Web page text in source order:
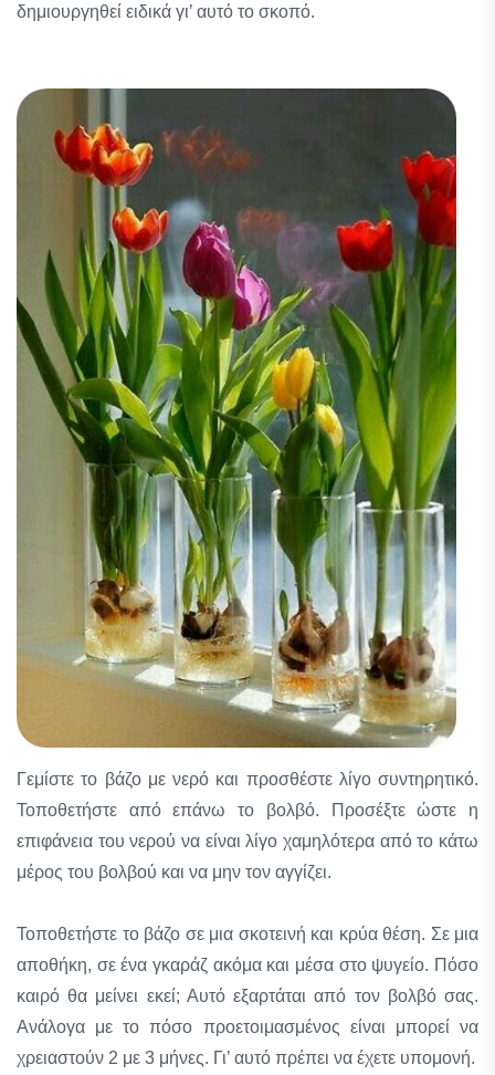
δημιουργηθεί ειδικά γι’ αυτό το σκοπό.
Γεμίστε το βάζο με νερό και προσθέστε λίγο συντηρητικό.
Τοποθετήστε από επάνω το βολβό. Προσέξτε ώστε η
επιφάνεια του νερού να είναι λίγο χαμηλότερα από το κάτω
μέρος του βολβού και να μην τον αγγίζει.
Τοποθετήστε το βάζο σε μια σκοτεινή και κρύα θέση. Σε μια
αποθήκη, σε ένα γκαράζ ακόμα και μέσα στο ψυγείο. Πόσο
καιρό θα μείνει εκεί; Αυτό εξαρτάται από τον βολβό σας.
Ανάλογα με το πόσο προετοιμασμένος είναι μπορεί να
χρειαστούν 2 με 3 μήνες. Γι’ αυτό πρέπει να έχετε υπομονή.